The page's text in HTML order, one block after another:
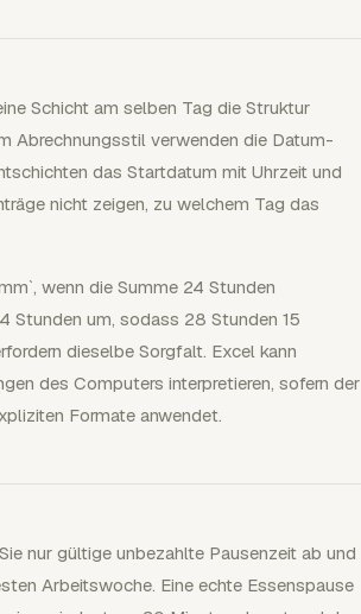
Schicht am selben Tag die Struktur
Abrechnungsstil verwenden die Datum-
das Startdatum mit Uhrzeit und
nicht zeigen, zu welchem Tag das
wenn die Summe 24 Stunden
Stunden um, sodass 28 Stunden 15
dieselbe Sorgfalt. Excel kann
des Computers interpretieren, sofern der
Formate anwendet.
nur gültige unbezahlte Pausenzeit ab und
Arbeitswoche. Eine echte Essenspause